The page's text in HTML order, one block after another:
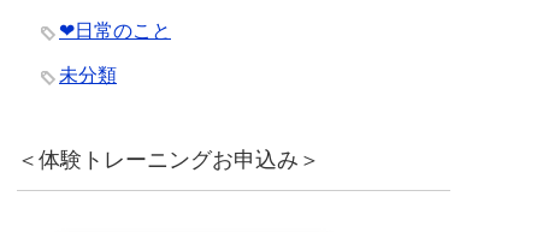
❤︎日常のこと
未分類
＜体験トレーニングお申込み＞